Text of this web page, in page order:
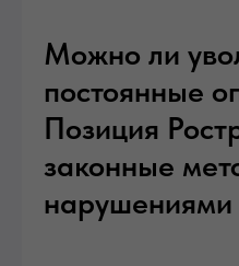
Можно ли
постоянные
Позиция
законные
нарушениями